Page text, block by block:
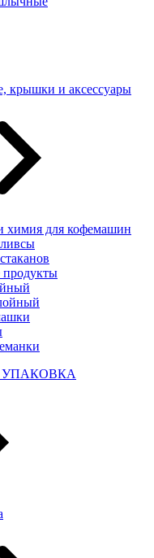
крышки и аксессуары
химия для кофемашин